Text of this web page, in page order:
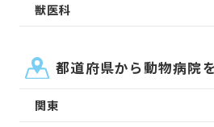
獣医科
都道府県から動物病院
関東